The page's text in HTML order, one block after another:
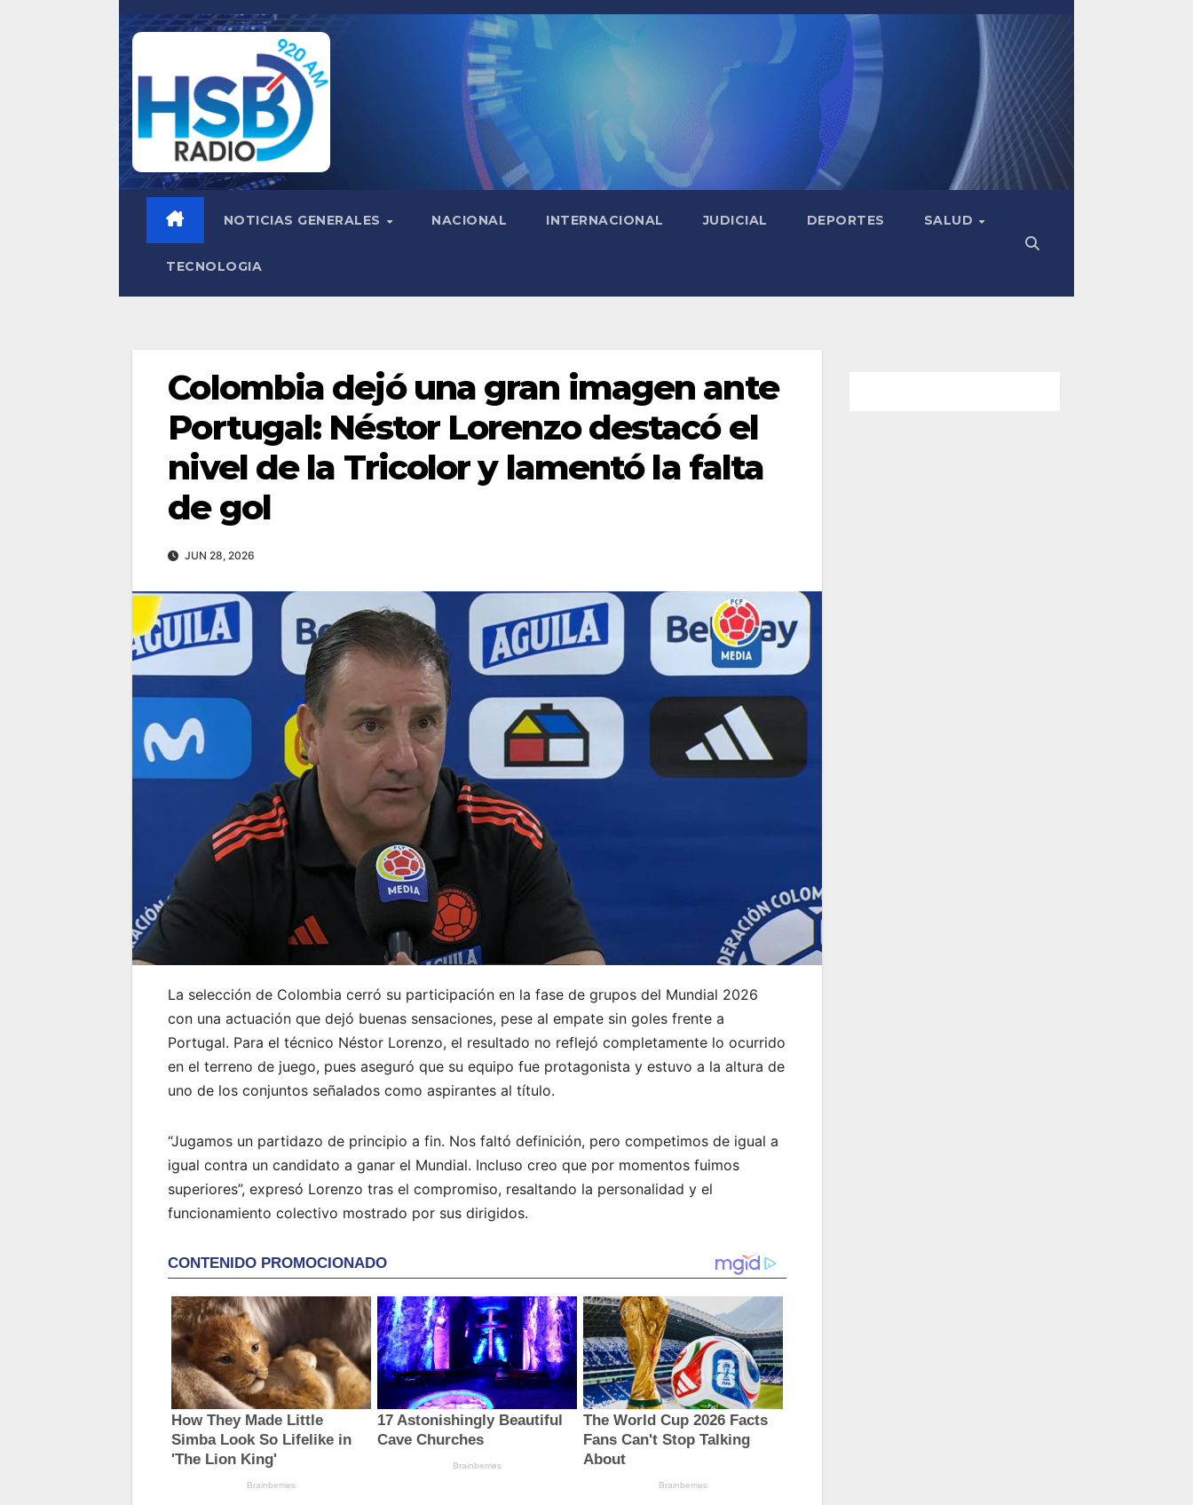
Saltar
NOTICIAS GENERALES NACIONAL INTERNACIONAL JUDICIAL DEPORTES SALUD
TECNOLOGIA
Colombia dejó una gran imagen ante
Portugal: Néstor Lorenzo destacó el
nivel de la Tricolor y lamentó la falta
de gol
JUN 28, 2026
La selección de Colombia cerró su participación en la fase de grupos del Mundial 2026
con una actuación que dejó buenas sensaciones, pese al empate sin goles frente a
Portugal. Para el técnico Néstor Lorenzo, el resultado no reflejó completamente lo ocurrido
en el terreno de juego, pues aseguró que su equipo fue protagonista y estuvo a la altura de
uno de los conjuntos señalados como aspirantes al título.
“Jugamos un partidazo de principio a fin. Nos faltó definición, pero competimos de igual a
igual contra un candidato a ganar el Mundial. Incluso creo que por momentos fuimos
superiores”, expresó Lorenzo tras el compromiso, resaltando la personalidad y el
funcionamiento colectivo mostrado por sus dirigidos.